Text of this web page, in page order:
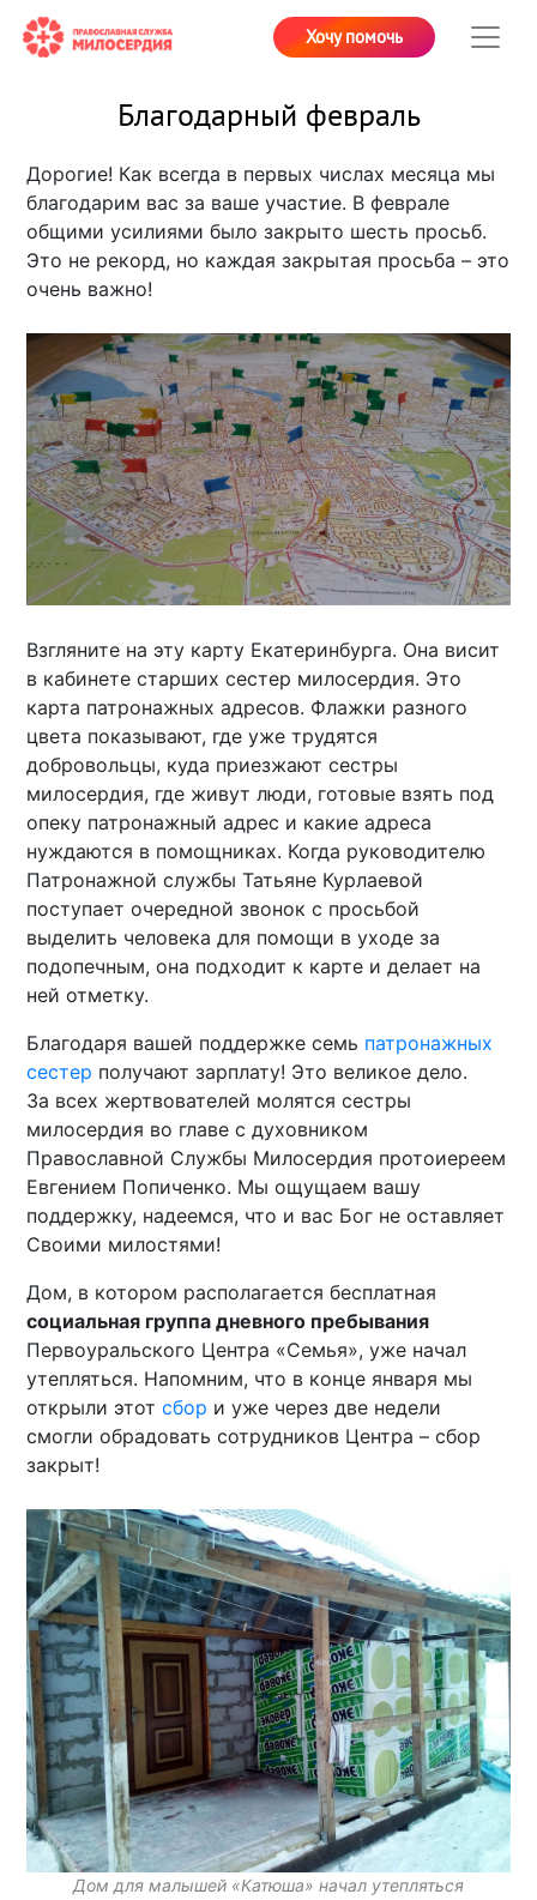
Хочу помочь
Благодарный февраль
Дорогие! Как всегда в первых числах месяца мы
благодарим вас за ваше участие. В феврале
общими усилиями было закрыто шесть просьб.
Это не рекорд, но каждая закрытая просьба – это
очень важно!
Взгляните на эту карту Екатеринбурга. Она висит
в кабинете старших сестер милосердия. Это
карта патронажных адресов. Флажки разного
цвета показывают, где уже трудятся
добровольцы, куда приезжают сестры
милосердия, где живут люди, готовые взять под
опеку патронажный адрес и какие адреса
нуждаются в помощниках. Когда руководителю
Патронажной службы Татьяне Курлаевой
поступает очередной звонок с просьбой
выделить человека для помощи в уходе за
подопечным, она подходит к карте и делает на
ней отметку.
Благодаря вашей поддержке семь патронажных
сестер получают зарплату! Это великое дело.
За всех жертвователей молятся сестры
милосердия во главе с духовником
Православной Службы Милосердия протоиереем
Евгением Попиченко. Мы ощущаем вашу
поддержку, надеемся, что и вас Бог не оставляет
Своими милостями!
Дом, в котором располагается бесплатная
социальная группа дневного пребывания
Первоуральского Центра «Семья», уже начал
утепляться. Напомним, что в конце января мы
открыли этотсбор и уже через две недели
смогли обрадовать сотрудников Центра – сбор
закрыт!
Дом для малышей «Катюша» начал утепляться